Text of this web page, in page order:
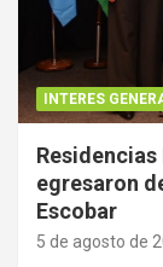
INTERES
egresaron
Escobar
5 de agosto de